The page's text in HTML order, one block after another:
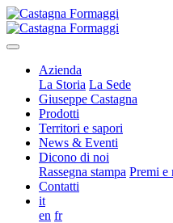
Azienda
La Storia La Sede
Giuseppe Castagna
Prodotti
Territori e sapori
News & Eventi
Dicono di noi
Rassegna stampa Premi e
Contatti
it
en fr